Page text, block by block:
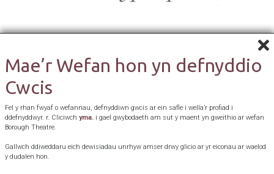
Mae’r Wefan hon yn defnyddio
Cwcis
Fel y rhan fwyaf o wefannau, defnyddiwn gwcis ar ein safle i wella’r profiad i
ddefnyddwyr. r. Cliciwch yma. i gael gwybodaeth am sut y maent yn gweithio ar wefan
Borough Theatre.
Gallwch ddiweddaru eich dewisiadau unrhyw amser drwy glicio ar yr eiconau ar waelod
y dudalen hon.